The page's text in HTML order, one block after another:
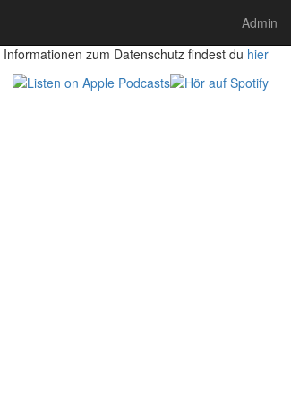
Admin
Informationen zum Datenschutz findest du hier